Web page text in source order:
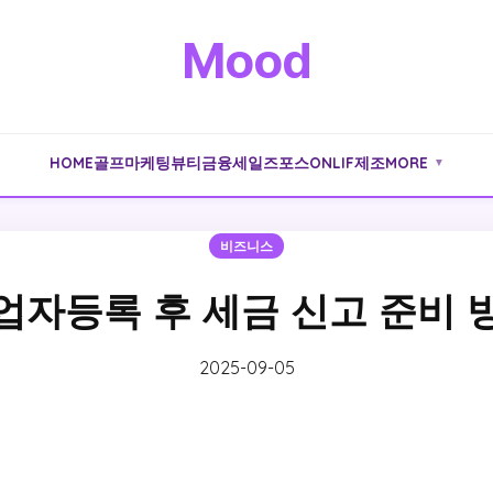
Mood
HOME골프마케팅뷰티금융세일즈포스ONLIF제조MORE ▼
비즈니스
자등록 후 세금 신고 준비
2025-09-05